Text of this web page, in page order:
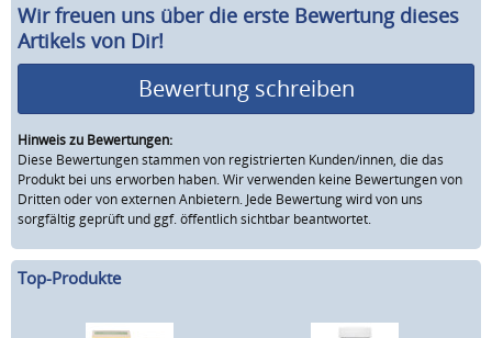
Wir freuen uns über die erste Bewertung dieses
Artikels von Dir!
Bewertung schreiben
Hinweis zu Bewertungen:
Diese Bewertungen stammen von registrierten Kunden/innen, die das
Produkt bei uns erworben haben. Wir verwenden keine Bewertungen von
Dritten oder von externen Anbietern. Jede Bewertung wird von uns
sorgfältig geprüft und ggf. öffentlich sichtbar beantwortet.
Top-Produkte